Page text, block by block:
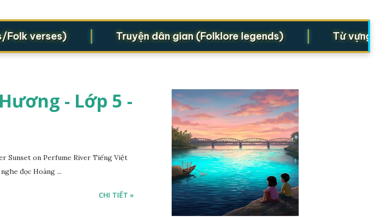
verses) Truyện dân gian (Folklore legends) Từ vựng cho
- Lớp 5 -
Sunset on Perfume River Tiếng Việt
đọc Hoàng ...
CHI TIẾT »